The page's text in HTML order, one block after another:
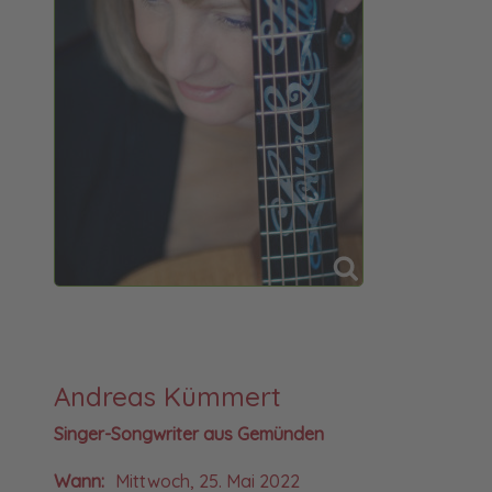
Andreas Kümmert
Singer-Songwriter aus Gemünden
Wann: Mittwoch, 25. Mai 2022